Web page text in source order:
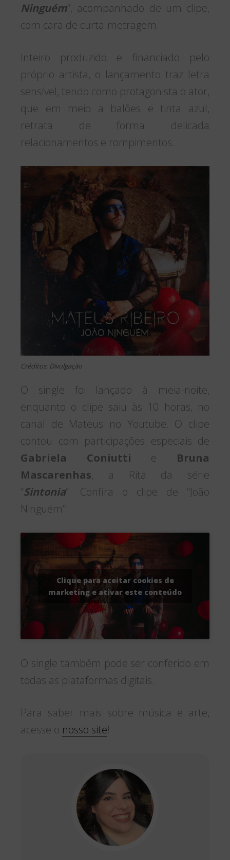
Ninguém”, acompanhado de um clipe,
com cara de curta-metragem.
Inteiro produzido e financiado pelo
próprio artista, o lançamento traz letra
sensível, tendo como protagonista o ator,
que em meio a balões e tinta azul,
retrata de forma delicada
relacionamentos e rompimentos.
Créditos: Divulgação
O single foi lançado à meia-noite,
enquanto o clipe saiu às 10 horas, no
canal de Mateus no Youtube. O clipe
contou com participações especiais de
Gabriela Coniutti e Bruna
Mascarenhas, a Rita da série
“Sintonia“. Confira o clipe de “João
Ninguém”:
Clique para aceitar cookies de
marketing e ativar este conteúdo
O single também pode ser conferido em
todas as plataformas digitais.
Para saber mais sobre música e arte,
acesse o nosso site!